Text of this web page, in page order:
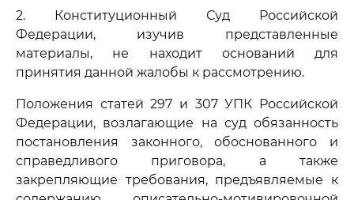
2. Конституционный Суд Российской
Федерации, изучив представленные
материалы, не находит оснований для
принятия данной жалобы к рассмотрению.
Положения статей 297 и 307 УПК Российской
Федерации, возлагающие на суд обязанность
постановления законного, обоснованного и
справедливого приговора, а также
закрепляющие требования, предъявляемые к